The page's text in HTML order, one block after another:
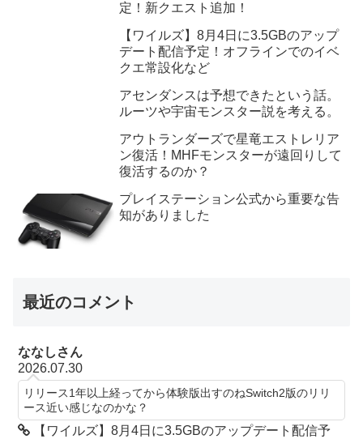
定！新クエスト追加！
【ワイルズ】8月4日に3.5GBのアップ
デート配信予定！オフラインでのイベ
クエ常設化など
アセンダンスは予想できたという話。
ルーツや宇宙モンスター説を考える。
アウトランダーズで星竜エストレリア
ン復活！MHFモンスターが遠回りして
復活するのか？
プレイステーション公式から重要な告
知がありました
最近のコメント
ななしさん
2026.07.30
リリース1年以上経ってから体験版出すのねSwitch2版のリリ
ース近い感じなのかな？
【ワイルズ】8月4日に3.5GBのアップデート配信予